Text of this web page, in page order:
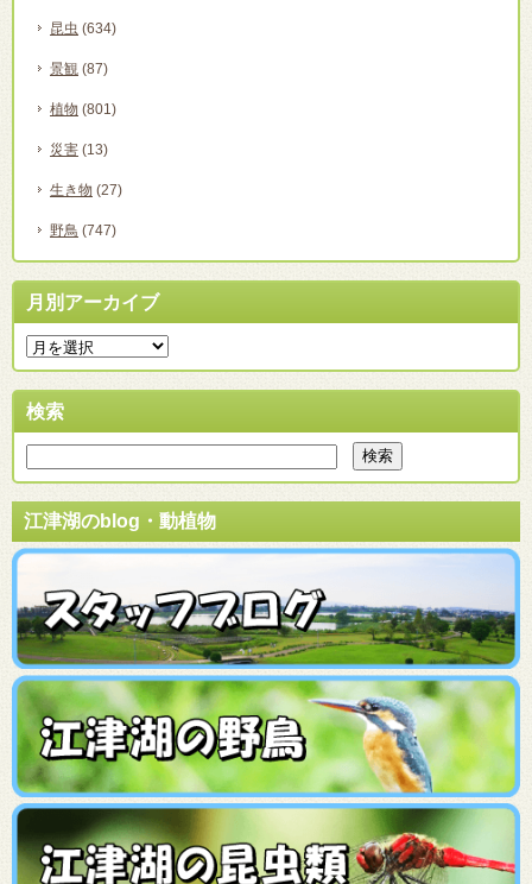
昆虫 (634)
景観 (87)
植物 (801)
災害 (13)
生き物 (27)
野鳥 (747)
月別アーカイブ
検索
江津湖のblog・動植物